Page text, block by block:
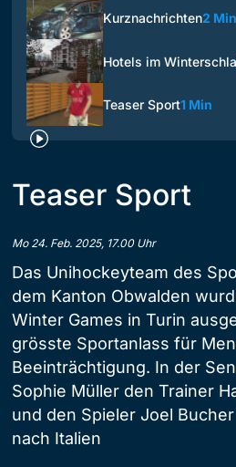
Kurznachrichten2 Min
Hotels im
Teaser Sport1 Min
Teaser Sport
Mo 24. Feb. 2025, 17.00 Uhr
Das Unihockeyteam des
dem Kanton Obwalden
Winter Games in Turin
grösste Sportanlass für
Beeinträchtigung. In der
Sophie Müller den Trainer
und den Spieler Joel
nach Italien